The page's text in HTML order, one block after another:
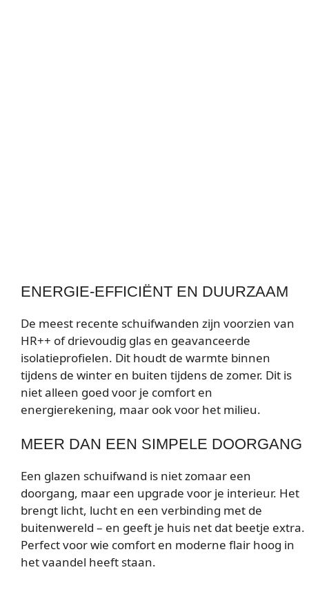
ENERGIE-EFFICIËNT EN DUURZAAM
De meest recente schuifwanden zijn voorzien van
HR++ of drievoudig glas en geavanceerde
isolatieprofielen. Dit houdt de warmte binnen
tijdens de winter en buiten tijdens de zomer. Dit is
niet alleen goed voor je comfort en
energierekening, maar ook voor het milieu.
MEER DAN EEN SIMPELE DOORGANG
Een glazen schuifwand is niet zomaar een
doorgang, maar een upgrade voor je interieur. Het
brengt licht, lucht en een verbinding met de
buitenwereld – en geeft je huis net dat beetje extra.
Perfect voor wie comfort en moderne flair hoog in
het vaandel heeft staan.